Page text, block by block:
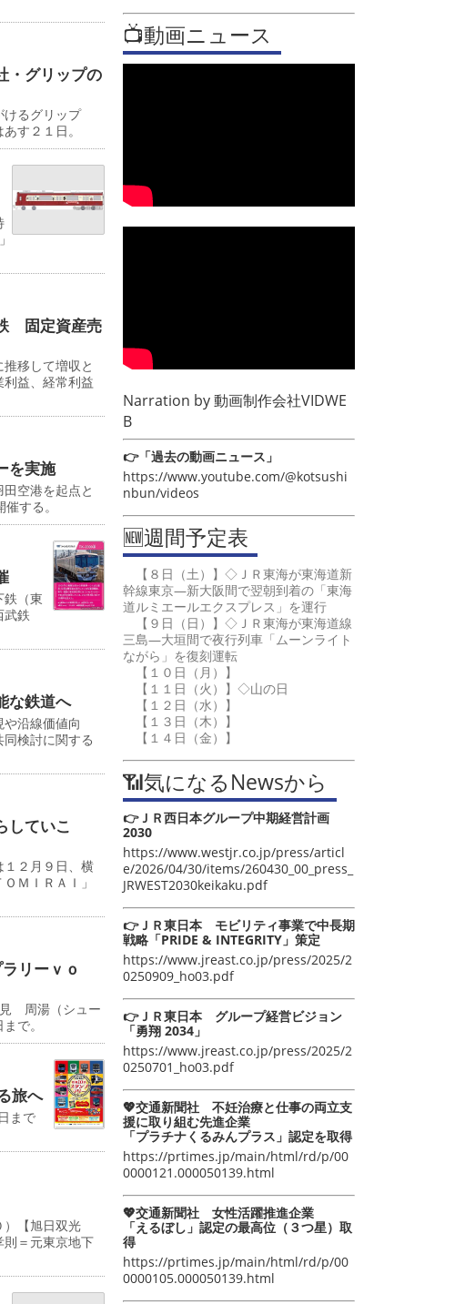
・グリップの
るグリップ
す２１日。
固定資産売
移して増収と
益、経常利益
を実施
空港を起点と
する。
（東
武鉄
な鉄道へ
沿線価値向
検討に関する
していこ
２月９日、横
ＭＩＲＡＩ」
リーｖｏ
周湯（シュー
で。
旅へ
まで
【旭日双光
＝元東京地下
📺動画ニュース
Narration by動画制作会社VIDWE
B
👉「過去の動画ニュース」
https://www.youtube.com/@kotsushi
nbun/videos
🆕週間予定表
【８日（土）】◇ＪＲ東海が東海道新
幹線東京―新大阪間で翌朝到着の「東海
道ルミエールエクスプレス」を運行
【９日（日）】◇ＪＲ東海が東海道線
三島―大垣間で夜行列車「ムーンライト
ながら」を復刻運転
【１０日（月）】
【１１日（火）】◇山の日
【１２日（水）】
【１３日（木）】
【１４日（金）】
📶気になるNewsから
👉ＪＲ西日本グループ中期経営計画
2030
https://www.westjr.co.jp/press/articl
e/2026/04/30/items/260430_00_press_
JRWEST2030keikaku.pdf
👉ＪＲ東日本 モビリティ事業で中長期
戦略「PRIDE & INTEGRITY」策定
https://www.jreast.co.jp/press/2025/2
0250909_ho03.pdf
👉ＪＲ東日本 グループ経営ビジョン
「勇翔 2034」
https://www.jreast.co.jp/press/2025/2
0250701_ho03.pdf
💖交通新聞社 不妊治療と仕事の両立支
援に取り組む先進企業
「プラチナくるみんプラス」認定を取得
https://prtimes.jp/main/html/rd/p/00
0000121.000050139.html
💖交通新聞社 女性活躍推進企業
「えるぼし」認定の最高位（３つ星）取
得
https://prtimes.jp/main/html/rd/p/00
0000105.000050139.html